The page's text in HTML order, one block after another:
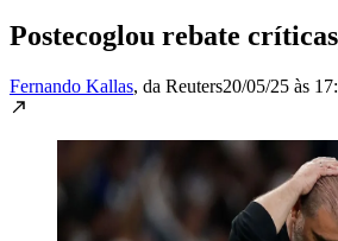
Postecoglou rebate
Fernando Kallas, da Reuters20/05/25 às